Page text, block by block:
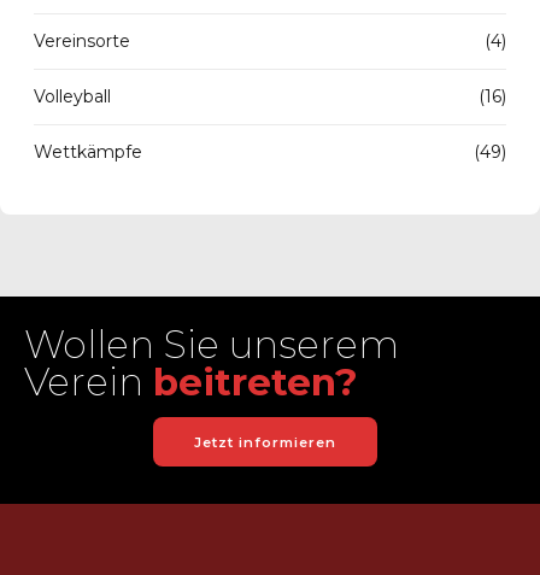
Vereinsorte (4)
Volleyball (16)
Wettkämpfe (49)
Wollen Sie unserem
Verein beitreten?
Jetzt informieren